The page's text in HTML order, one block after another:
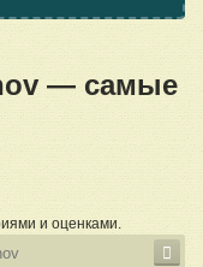
— самые
и оценками.